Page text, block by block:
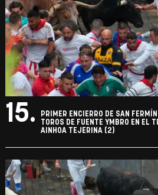
15.
PRIMER ENCIERRO DE SAN
TOROS DE FUENTE YMBRO EN EL
AINHOA TEJERINA (2)